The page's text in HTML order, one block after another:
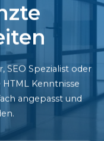
SEO Spezialist oder
Kenntnisse
angepasst und